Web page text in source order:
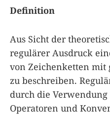
Definition
Aus Sicht der
regulärer Ausdruck
von Zeichenketten mit
zu beschreiben.
durch die
Operatoren und